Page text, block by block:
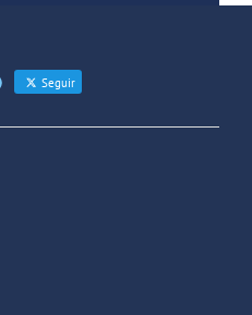
Seguir